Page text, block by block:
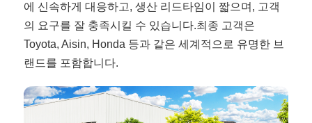
에 신속하게 대응하고, 생산 리드타임이 짧으며, 고객
의 요구를 잘 충족시킬 수 있습니다.최종 고객은
Toyota, Aisin, Honda 등과 같은 세계적으로 유명한 브
랜드를 포함합니다.